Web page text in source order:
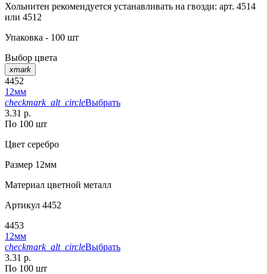
Хольнитен рекомендуется устанавливать на гвозди: арт. 4514
или 4512
Упаковка - 100 шт
Выбор цвета
xmark
4452
12мм
checkmark_alt_circleВыбрать
3.31 р.
По 100 шт
Цвет серебро
Размер 12мм
Материал цветной металл
Артикул 4452
4453
12мм
checkmark_alt_circleВыбрать
3.31 р.
По 100 шт